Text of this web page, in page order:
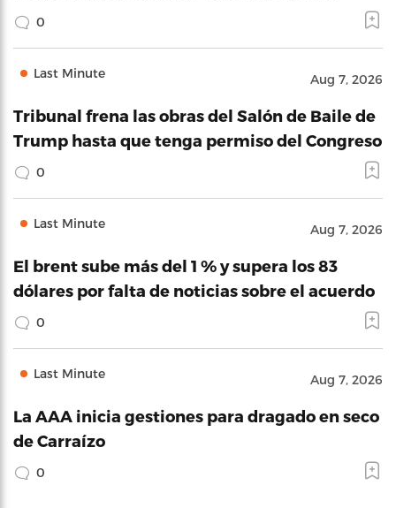
0
Last Minute Aug 7, 2026
Tribunal frena las obras del Salón de Baile de
Trump hasta que tenga permiso del Congreso
0
Last Minute Aug 7, 2026
El brent sube más del 1 % y supera los 83
dólares por falta de noticias sobre el acuerdo
0
Last Minute Aug 7, 2026
La AAA inicia gestiones para dragado en seco
de Carraízo
0